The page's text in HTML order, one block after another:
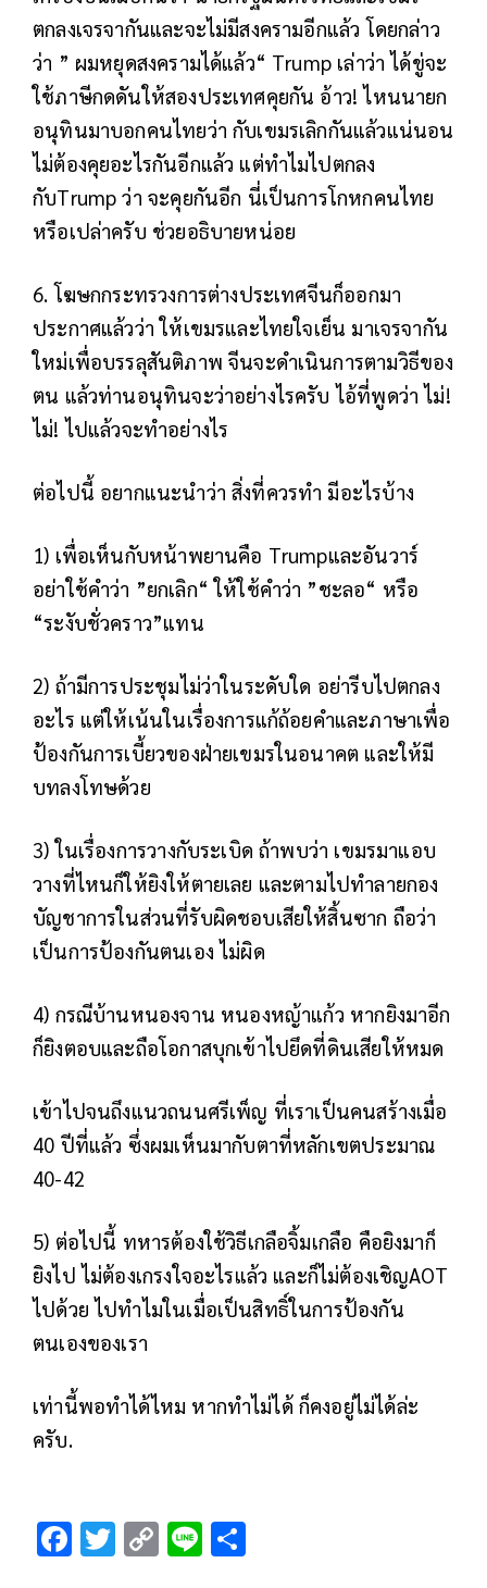
ตกลงเจรจากันและจะไม่มีสงครามอีกแล้ว โดยกล่าว
ว่า ” ผมหยุดสงครามได้แล้ว“ Trump เล่าว่า ได้ขู่จะ
ใช้ภาษีกดดันให้สองประเทศคุยกัน อ้าว! ไหนนายก
อนุทินมาบอกคนไทยว่า กับเขมรเลิกกันแล้วแน่นอน
ไม่ต้องคุยอะไรกันอีกแล้ว แต่ทำไมไปตกลง
กับTrump ว่า จะคุยกันอีก นี่เป็นการโกหกคนไทย
หรือเปล่าครับ ช่วยอธิบายหน่อย
6. โฆษกกระทรวงการต่างประเทศจีนก็ออกมา
ประกาศแล้วว่า ให้เขมรและไทยใจเย็น มาเจรจากัน
ใหม่เพื่อบรรลุสันติภาพ จีนจะดำเนินการตามวิธีของ
ตน แล้วท่านอนุทินจะว่าอย่างไรครับ ไอ้ที่พูดว่า ไม่!
ไม่! ไปแล้วจะทำอย่างไร
ต่อไปนี้ อยากแนะนำว่า สิ่งที่ควรทำ มีอะไรบ้าง
1) เพื่อเห็นกับหน้าพยานคือ Trumpและอันวาร์
อย่าใช้คำว่า ”ยกเลิก“ ให้ใช้คำว่า ”ชะลอ“ หรือ
“ระงับชั่วคราว”แทน
2) ถ้ามีการประชุมไม่ว่าในระดับใด อย่ารีบไปตกลง
อะไร แต่ให้เน้นในเรื่องการแก้ถ้อยคำและภาษาเพื่อ
ป้องกันการเบี้ยวของฝ่ายเขมรในอนาคต และให้มี
บทลงโทษด้วย
3) ในเรื่องการวางกับระเบิด ถ้าพบว่า เขมรมาแอบ
วางที่ไหนก็ให้ยิงให้ตายเลย และตามไปทำลายกอง
บัญชาการในส่วนที่รับผิดชอบเสียให้สิ้นซาก ถือว่า
เป็นการป้องกันตนเอง ไม่ผิด
4) กรณีบ้านหนองจาน หนองหญ้าแก้ว หากยิงมาอีก
ก็ยิงตอบและถือโอกาสบุกเข้าไปยึดที่ดินเสียให้หมด
เข้าไปจนถึงแนวถนนศรีเพ็ญ ที่เราเป็นคนสร้างเมื่อ
40 ปีที่แล้ว ซึ่งผมเห็นมากับตาที่หลักเขตประมาณ
40-42
5) ต่อไปนี้ ทหารต้องใช้วิธีเกลือจิ้มเกลือ คือยิงมาก็
ยิงไป ไม่ต้องเกรงใจอะไรแล้ว และก็ไม่ต้องเชิญAOT
ไปด้วย ไปทำไมในเมื่อเป็นสิทธิ์ในการป้องกัน
ตนเองของเรา
เท่านี้พอทำได้ไหม หากทำไม่ได้ ก็คงอยู่ไม่ได้ล่ะ
ครับ.
F T C Li